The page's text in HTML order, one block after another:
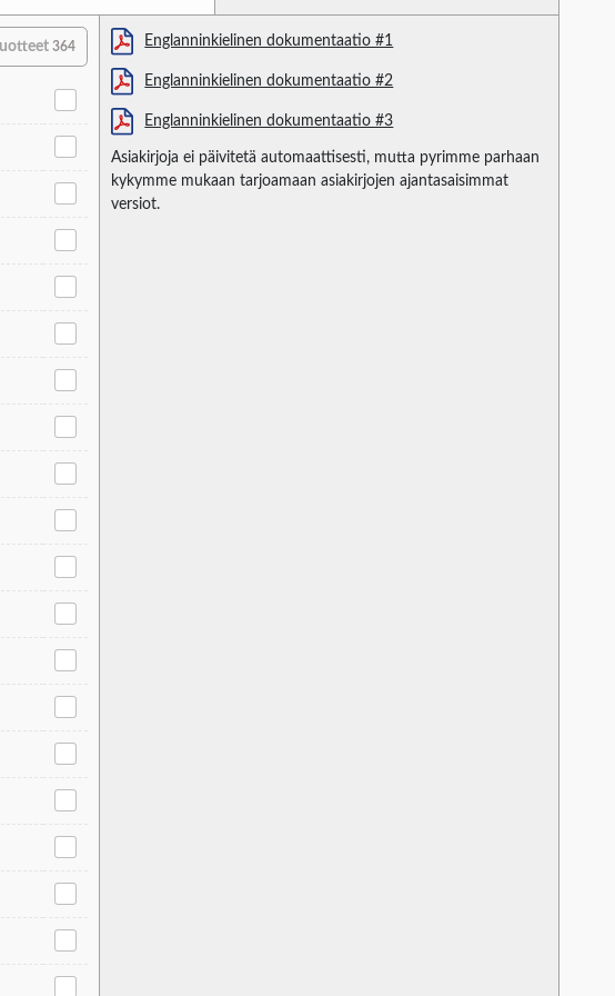
364 Englanninkielinen dokumentaatio #1
Englanninkielinen dokumentaatio #2
Englanninkielinen dokumentaatio #3
Asiakirjoja ei päivitetä automaattisesti, mutta pyrimme parhaan
kykymme mukaan tarjoamaan asiakirjojen ajantasaisimmat
versiot.